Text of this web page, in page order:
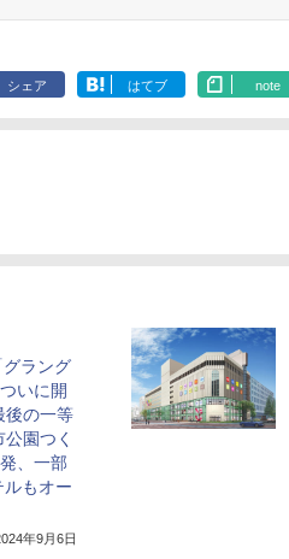
シェア はてブ note
ラング
いに開
後の一等
園つく
、一部
もオー
年9月6日